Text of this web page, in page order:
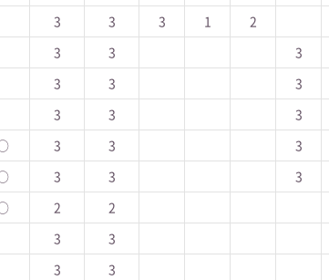
3 3 3 1
2
3 3 3
3 3 3
3 3 3
3 3 3
3 3 3
2 2
3 3
3 3